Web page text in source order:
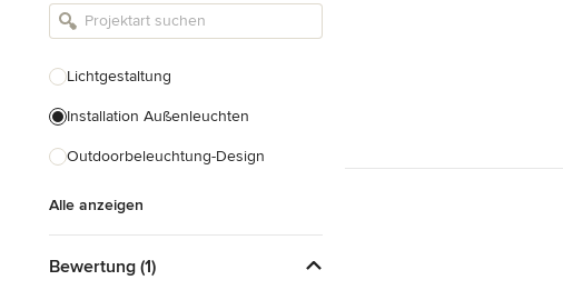
Armaturen & Sanitärbedarf
Einbauschränke
Lichtgestaltung
Installation Außenleuchten
Outdoorbeleuchtung-Design
Alle anzeigen
Bewertung (1)